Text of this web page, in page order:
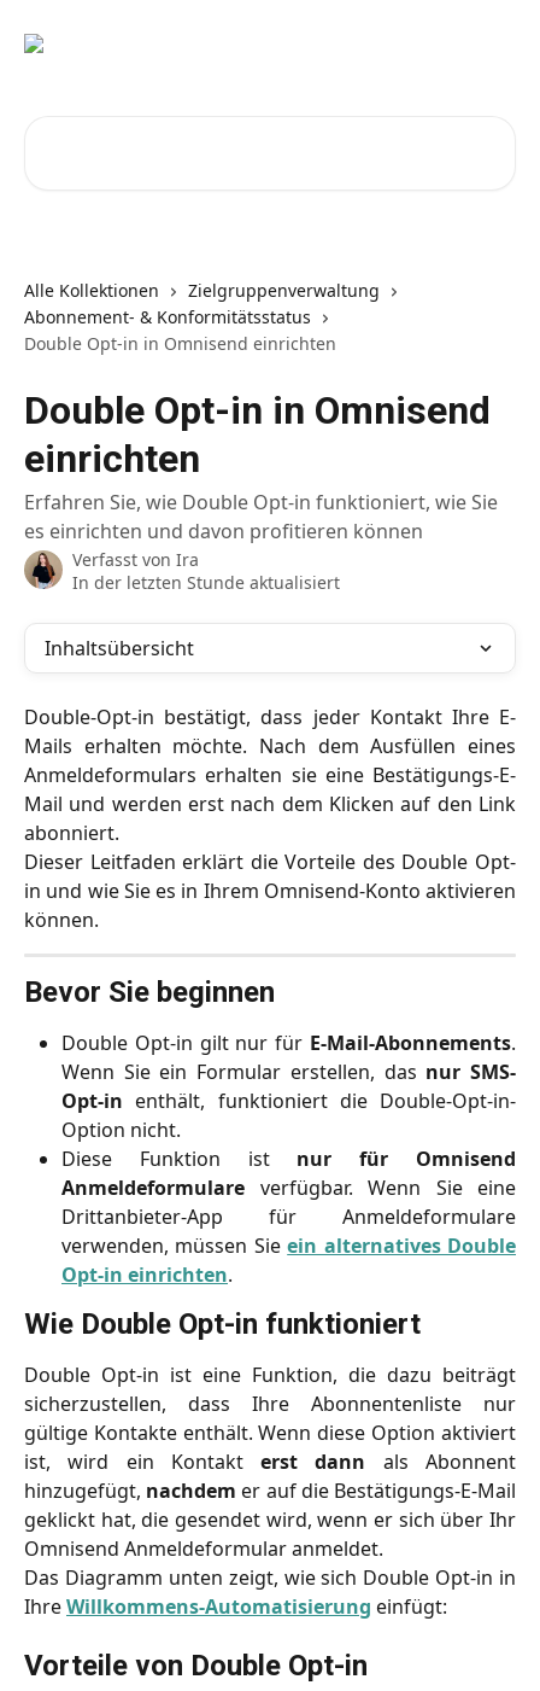
Alle Kollektionen
Zielgruppenverwaltung
Abonnement- & Konformitätsstatus
Double Opt-in in Omnisend einrichten
Double Opt-in in Omnisend
einrichten
Erfahren Sie, wie Double Opt-in funktioniert, wie Sie
es einrichten und davon profitieren können
Verfasst von Ira
In der letzten Stunde aktualisiert
Inhaltsübersicht
Double-Opt-in bestätigt, dass jeder Kontakt Ihre E-
Mails erhalten möchte. Nach dem Ausfüllen eines
Anmeldeformulars erhalten sie eine Bestätigungs-E-
Mail und werden erst nach dem Klicken auf den Link
abonniert.
Dieser Leitfaden erklärt die Vorteile des Double Opt-
in und wie Sie es in Ihrem Omnisend-Konto aktivieren
können.
Bevor Sie beginnen
Double Opt-in gilt nur für E-Mail-Abonnements.
Wenn Sie ein Formular erstellen, das nur SMS-
Opt-in enthält, funktioniert die Double-Opt-in-
Option nicht.
Diese Funktion ist nur für Omnisend
Anmeldeformulare verfügbar. Wenn Sie eine
Drittanbieter-App für Anmeldeformulare
verwenden, müssen Sieein alternatives Double
Opt-in einrichten.
Wie Double Opt-in funktioniert
Double Opt-in ist eine Funktion, die dazu beiträgt
sicherzustellen, dass Ihre Abonnentenliste nur
gültige Kontakte enthält. Wenn diese Option aktiviert
ist, wird ein Kontakterst dann als Abonnent
hinzugefügt, nachdem er auf die Bestätigungs-E-Mail
geklickt hat, die gesendet wird, wenn er sich über Ihr
Omnisend Anmeldeformular anmeldet.
Das Diagramm unten zeigt, wie sich Double Opt-in in
IhreWillkommens-Automatisierung einfügt:
Vorteile von Double Opt-in